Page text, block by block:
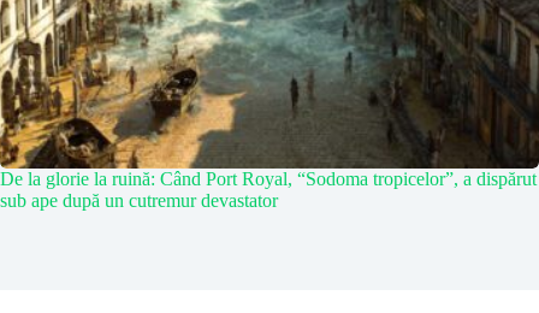
De la glorie la ruină: Când Port Royal, “Sodoma tropicelor”, a dispărut
sub ape după un cutremur devastator